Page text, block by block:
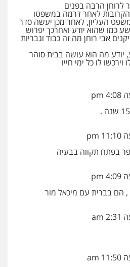
לרוחן הרבה בפנים
לאחר דרמה במשפטו
העליון, לאחר מכן יעשה סדר
כמו שהוא יודע ואחרכך יפרוש
אבי רוחן מה זה כבוד וגבריות
יודע מה הוא עושה בבית סוהר
לו כל ימי חייו
בפתח תקווה בבעיה
הם בברית עם מיכאל מור